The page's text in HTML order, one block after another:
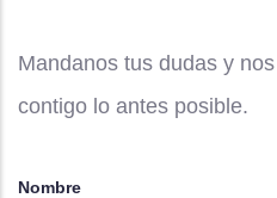
Mandanos tus dudas y
contigo lo antes posible.
Nombre